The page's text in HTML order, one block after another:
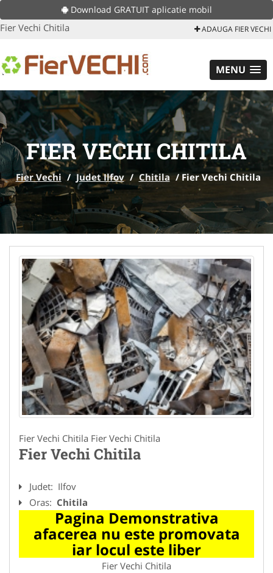
Download GRATUIT aplicatie mobil
Fier Vechi Chitila ADAUGA FIER VECHI
MENU
FIER VECHI CHITILA
Fier Vechi / Judet Ilfov / Chitila /Fier Vechi Chitila
Fier Vechi Chitila Fier Vechi Chitila
Fier Vechi Chitila
Judet: Ilfov
Oras: Chitila
Pagina Demonstrativa
afacerea nu este promovata
iar locul este liber
Fier Vechi Chitila